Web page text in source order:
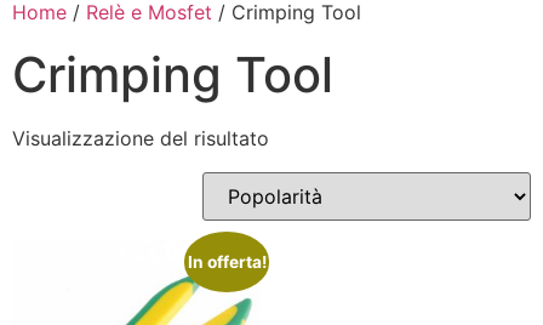
Home / Relè e Mosfet / Crimping Tool
Crimping Tool
Visualizzazione del risultato
In offerta!